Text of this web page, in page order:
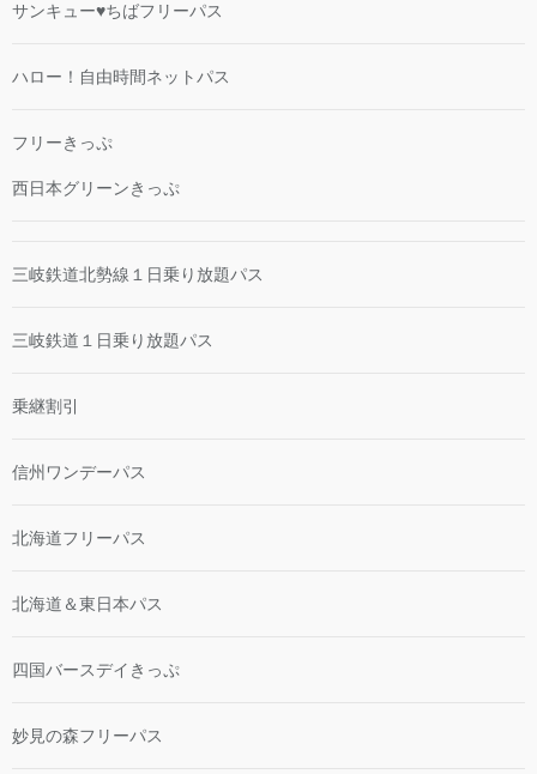
サンキュー♥ちばフリーパス
ハロー！自由時間ネットパス
フリーきっぷ
西日本グリーンきっぷ
三岐鉄道北勢線１日乗り放題パス
三岐鉄道１日乗り放題パス
乗継割引
信州ワンデーパス
北海道フリーパス
北海道＆東日本パス
四国バースデイきっぷ
妙見の森フリーパス